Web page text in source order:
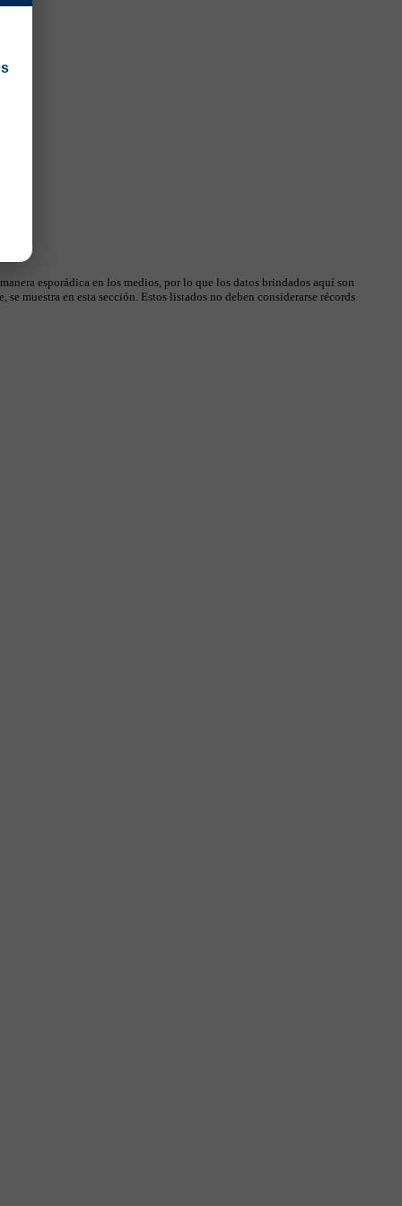
esporádica en los medios, por lo que los datos brindados aquí son
muestra en esta sección. Estos listados no deben considerarse récords